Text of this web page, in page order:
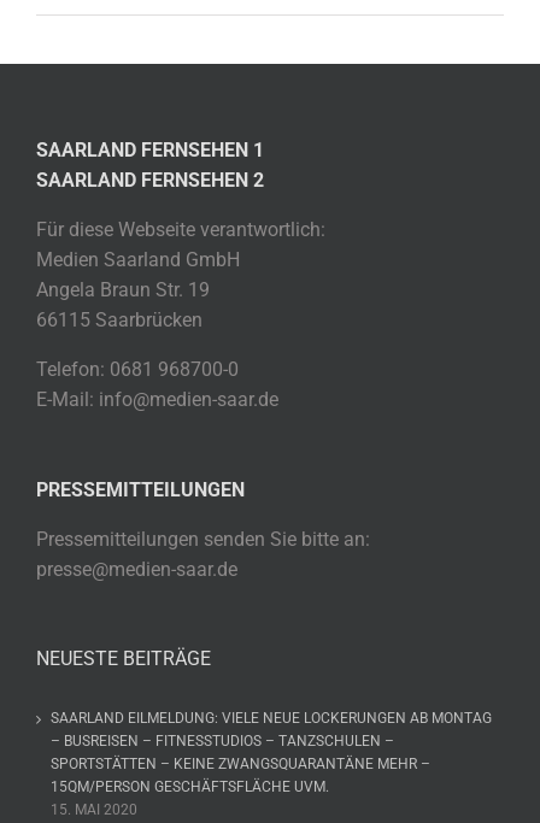
SAARLAND FERNSEHEN 1
SAARLAND FERNSEHEN 2
Für diese Webseite verantwortlich:
Medien Saarland GmbH
Angela Braun Str. 19
66115 Saarbrücken
Telefon: 0681 968700-0
E-Mail: info@medien-saar.de
PRESSEMITTEILUNGEN
Pressemitteilungen senden Sie bitte an:
presse@medien-saar.de
NEUESTE BEITRÄGE
SAARLAND EILMELDUNG: VIELE NEUE LOCKERUNGEN AB MONTAG
– BUSREISEN – FITNESSTUDIOS – TANZSCHULEN –
SPORTSTÄTTEN – KEINE ZWANGSQUARANTÄNE MEHR –
15QM/PERSON GESCHÄFTSFLÄCHE UVM.
15. MAI 2020